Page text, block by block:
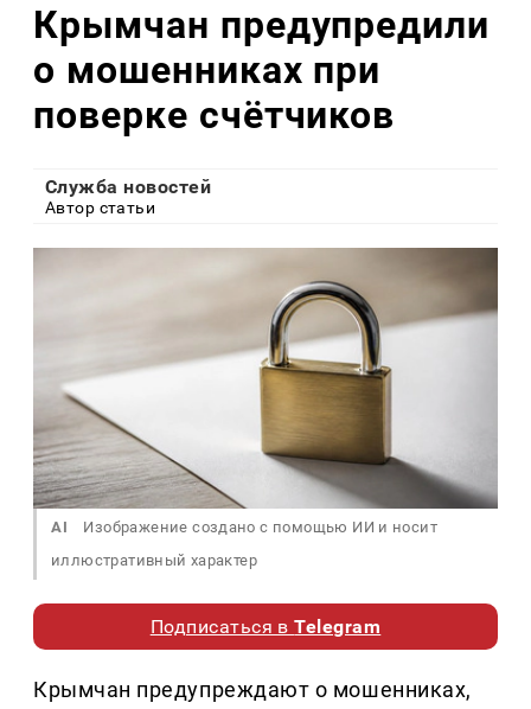
Крымчан предупредили
о мошенниках при
поверке счётчиков
Служба новостей
Автор статьи
AI
Изображение создано с помощью ИИ и носит
иллюстративный характер
Подписаться вTelegram
Крымчан предупреждают о мошенниках,